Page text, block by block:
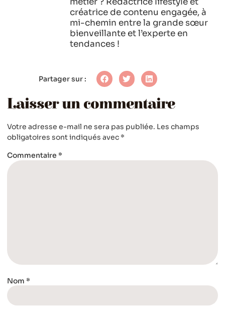
créatrice de contenu engagée, à
mi-chemin entre la grande sœur
bienveillante et l’experte en
tendances !
Partager sur :
Laisser un commentaire
Votre adresse e-mail ne sera pas publiée. Les champs
obligatoires sont indiqués avec *
Commentaire *
Nom *